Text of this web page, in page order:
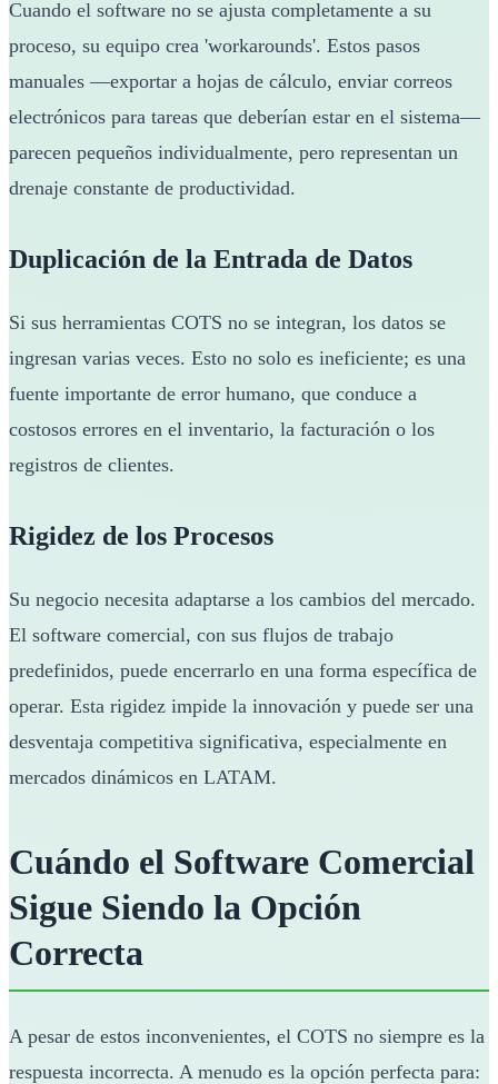
Cuando el software no se ajusta completamente a su
proceso, su equipo crea 'workarounds'. Estos pasos
manuales —exportar a hojas de cálculo, enviar correos
electrónicos para tareas que deberían estar en el sistema—
parecen pequeños individualmente, pero representan un
drenaje constante de productividad.
Duplicación de la Entrada de Datos
Si sus herramientas COTS no se integran, los datos se
ingresan varias veces. Esto no solo es ineficiente; es una
fuente importante de error humano, que conduce a
costosos errores en el inventario, la facturación o los
registros de clientes.
Rigidez de los Procesos
Su negocio necesita adaptarse a los cambios del mercado.
El software comercial, con sus flujos de trabajo
predefinidos, puede encerrarlo en una forma específica de
operar. Esta rigidez impide la innovación y puede ser una
desventaja competitiva significativa, especialmente en
mercados dinámicos en LATAM.
Cuándo el Software Comercial
Sigue Siendo la Opción
Correcta
A pesar de estos inconvenientes, el COTS no siempre es la
respuesta incorrecta. A menudo es la opción perfecta para: